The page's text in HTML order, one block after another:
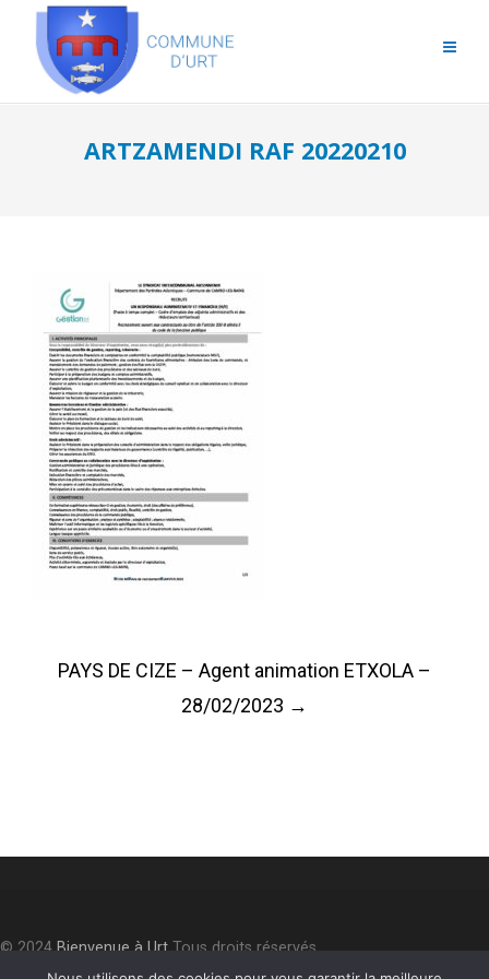
ARTZAMENDI RAF 20220210
Post
navigation
PAYS DE CIZE – Agent animation ETXOLA –
28/02/2023 →
© 2024Bienvenue à UrtTous droits réservés.